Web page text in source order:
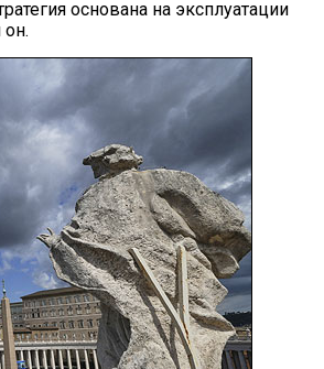
основана на эксплуатации